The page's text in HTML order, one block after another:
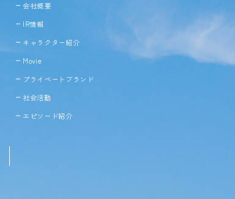
会社概要
IR情報
キャラクター紹介
Movie
プライベートブランド
社会活動
エピソード紹介